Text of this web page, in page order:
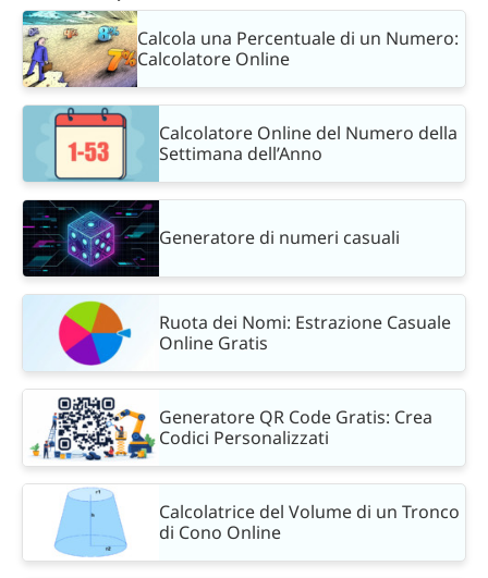
Calcola una Percentuale di un Numero:
Calcolatore Online
Calcolatore Online del Numero della
Settimana dell’Anno
Generatore di numeri casuali
Ruota dei Nomi: Estrazione Casuale
Online Gratis
Generatore QR Code Gratis: Crea
Codici Personalizzati
Calcolatrice del Volume di un Tronco
di Cono Online